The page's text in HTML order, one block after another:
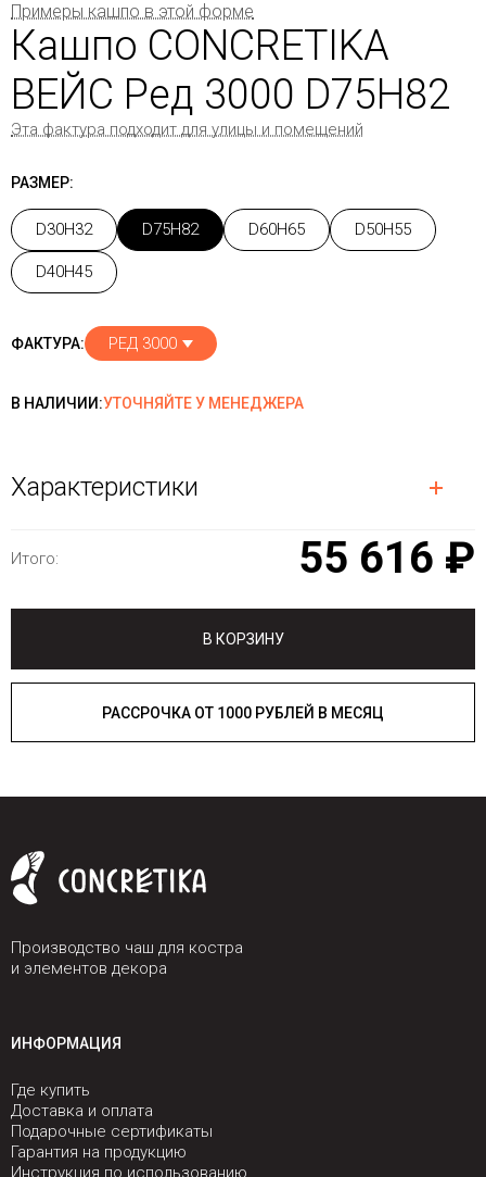
Примеры кашпо в этой форме
Кашпо CONCRETIKA
ВЕЙС Ред 3000 D75H82
Эта фактура подходит для улицы и помещений
РАЗМЕР:
D30H32 D75H82 D60H65 D50H55
D40H45
ФАКТУРА: РЕД 3000
В НАЛИЧИИ:УТОЧНЯЙТЕ У МЕНЕДЖЕРА
Характеристики
Итого: 55 616 ₽
В КОРЗИНУ
РАССРОЧКА ОТ 1000 РУБЛЕЙ В МЕСЯЦ
Производство чаш для костра
и элементов декора
ИНФОРМАЦИЯ
Где купить
Доставка и оплата
Подарочные сертификаты
Гарантия на продукцию
Инструкция по использованию